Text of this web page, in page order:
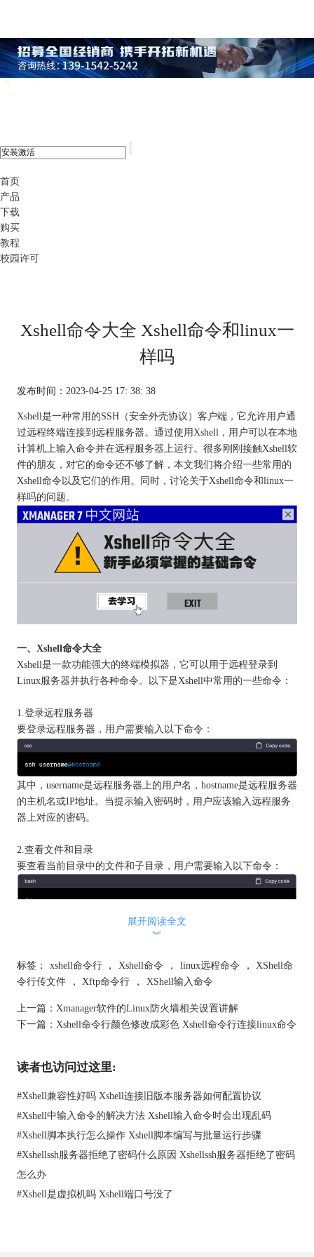
首页
产品
下载
购买
教程
校园许可
Xshell命令大全 Xshell命令和linux一
样吗
发布时间：2023-04-25 17: 38: 38
Xshell是一种常用的SSH（安全外壳协议）客户端，它允许用户通
过远程终端连接到远程服务器。通过使用Xshell，用户可以在本地
计算机上输入命令并在远程服务器上运行。很多刚刚接触Xshell软
件的朋友，对它的命令还不够了解，本文我们将介绍一些常用的
Xshell命令以及它们的作用。同时，讨论关于Xshell命令和linux一
样吗的问题。
一、Xshell命令大全
Xshell是一款功能强大的终端模拟器，它可以用于远程登录到
Linux服务器并执行各种命令。以下是Xshell中常用的一些命令：
1.登录远程服务器
要登录远程服务器，用户需要输入以下命令：
其中，username是远程服务器上的用户名，hostname是远程服务器
的主机名或IP地址。当提示输入密码时，用户应该输入远程服务
器上对应的密码。
2.查看文件和目录
要查看当前目录中的文件和子目录，用户需要输入以下命令：
如果要查看其他目录中的文件和子目录，则需要在命令后添加目
录路径。例如，要查看根目录中的文件和子目录，用户应该输入
要查看当前目录中的隐藏文件和子目录，用户可以输入以下命
令：
3.创建和删除文件和目录
要创建一个新文件，用户可以输入以下命令：
入以下命令：
展开阅读全文
︾
标签： xshell命令行 ， Xshell命令 ， linux远程命令 ，
XShell命
令行传文件
， Xftp命令行 ， XShell输入命令
上一篇： Xmanager软件的Linux防火墙相关设置讲解
下一篇： Xshell命令行颜色修改成彩色 Xshell命令行连接linux命令
读者也访问过这里:
#Xshell兼容性好吗 Xshell连接旧版本服务器如何配置协议
#Xshell中输入命令的解决方法 Xshell输入命令时会出现乱码
#Xshell脚本执行怎么操作 Xshell脚本编写与批量运行步骤
#Xshellssh服务器拒绝了密码什么原因 Xshellssh服务器拒绝了密码
怎么办
#Xshell是虚拟机吗 Xshell端口号没了